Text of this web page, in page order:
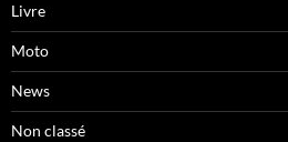
Livre
Moto
News
Non classé